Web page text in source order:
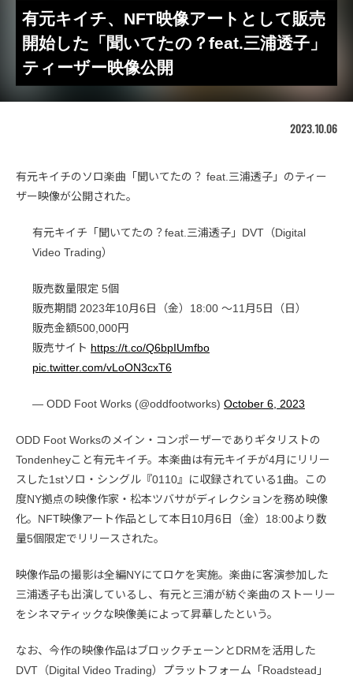
有元キイチ、NFT映像アートとして販売
開始した「聞いてたの？feat.三浦透子」
ティーザー映像公開
2023.10.06
有元キイチのソロ楽曲「聞いてたの？ feat.三浦透子」のティー
ザー映像が公開された。
有元キイチ「聞いてたの？feat.三浦透子」DVT（Digital
Video Trading）
販売数量限定 5個
販売期間 2023年10月6日（金）18:00 ～11月5日（日）
販売金額500,000円
販売サイト https://t.co/Q6bpIUmfbo
pic.twitter.com/vLoON3cxT6
— ODD Foot Works (@oddfootworks) October 6, 2023
ODD Foot Worksのメイン・コンポーザーでありギタリストの
Tondenheyこと有元キイチ。本楽曲は有元キイチが4月にリリー
スした1stソロ・シングル『0110』に収録されている1曲。この
度NY拠点の映像作家・松本ツバサがディレクションを務め映像
化。NFT映像アート作品として本日10月6日（金）18:00より数
量5個限定でリリースされた。
映像作品の撮影は全編NYにてロケを実施。楽曲に客演参加した
三浦透子も出演しているし、有元と三浦が紡ぐ楽曲のストーリー
をシネマティックな映像美によって昇華したという。
なお、今作の映像作品はブロックチェーンとDRMを活用した
DVT（Digital Video Trading）プラットフォーム「Roadstead」